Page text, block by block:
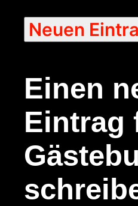
Einen
Eintrag